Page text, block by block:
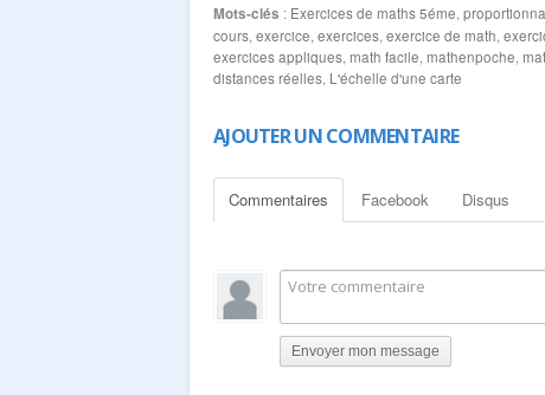
représente un segment de 15 cm sur la carte
proportionnelle avec les distances réelles. nos
www.lemathematique.com
www.lesmathematique.com
Mots-clés : Exercices de maths 5éme,
cours, exercice, exercices, exercice de math,
exercices appliques, math facile, mathenpoche,
distances réelles, L'échelle d'une carte
AJOUTER UN COMMENTAIRE
Commentaires Facebook Disqus
Envoyer mon message